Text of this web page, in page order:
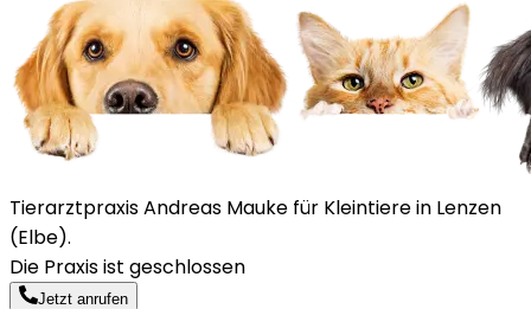
Tierarztpraxis Andreas Mauke für Kleintiere in Lenzen
(Elbe).
Die Praxis ist geschlossen
Jetzt anrufen